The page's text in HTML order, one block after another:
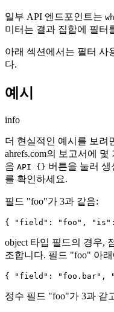
일부 API 엔드포인트는
미터는 결과 집합에 필터
아래 섹션에서는 필터 사
다.
예시
info
더 현실적인 예시를 보려
ahrefs.com의 보고서에
음 API {} 버튼을 눌러 생
를 확인하세요.
필드 "foo"가 3과 같음:
object 타입 필드의 경우,
조합니다. 필드 "foo" 아
정수 필드 "foo"가 3과 같